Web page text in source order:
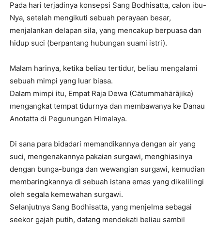
Pada hari terjadinya konsepsi Sang Bodhisatta, calon ibu-
Nya, setelah mengikuti sebuah perayaan besar,
menjalankan delapan sila, yang mencakup berpuasa dan
hidup suci (berpantang hubungan suami istri).
Malam harinya, ketika beliau tertidur, beliau mengalami
sebuah mimpi yang luar biasa.
Dalam mimpi itu, Empat Raja Dewa (Cātummahārājika)
mengangkat tempat tidurnya dan membawanya ke Danau
Anotatta di Pegunungan Himalaya.
Di sana para bidadari memandikannya dengan air yang
suci, mengenakannya pakaian surgawi, menghiasinya
dengan bunga-bunga dan wewangian surgawi, kemudian
membaringkannya di sebuah istana emas yang dikelilingi
oleh segala kemewahan surgawi.
Selanjutnya Sang Bodhisatta, yang menjelma sebagai
seekor gajah putih, datang mendekati beliau sambil